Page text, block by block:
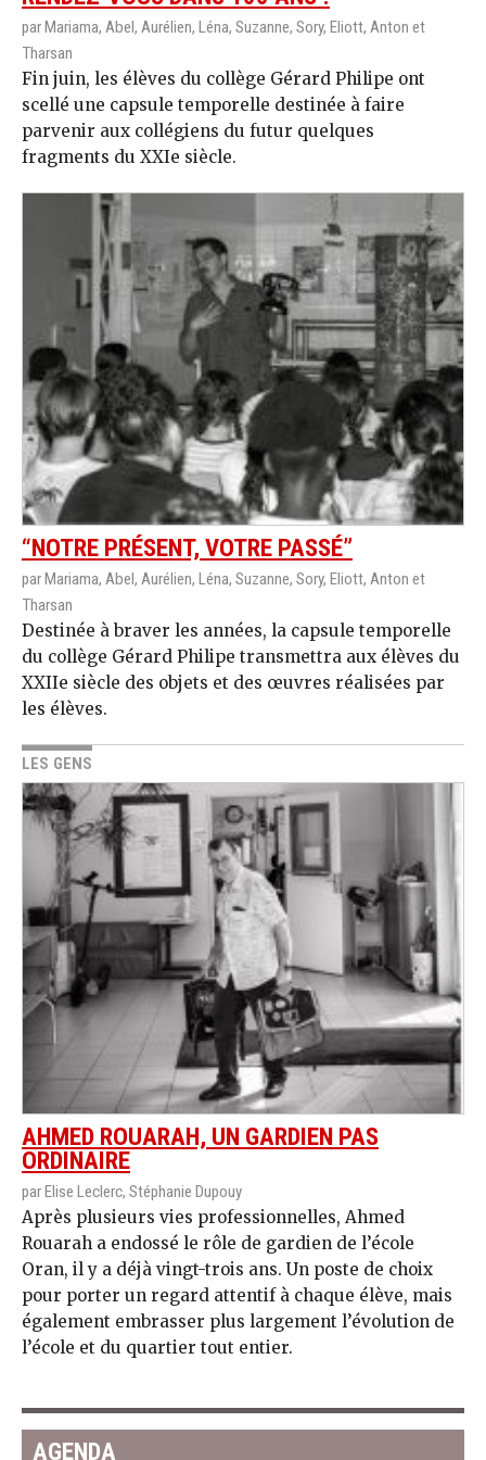
par Mariama, Abel, Aurélien, Léna, Suzanne, Sory, Eliott, Anton et
Tharsan
Fin juin, les élèves du collège Gérard Philipe ont
scellé une capsule temporelle destinée à faire
parvenir aux collégiens du futur quelques
fragments du XXIe siècle.
“NOTRE PRÉSENT, VOTRE PASSÉ”
par Mariama, Abel, Aurélien, Léna, Suzanne, Sory, Eliott, Anton et
Tharsan
Destinée à braver les années, la capsule temporelle
du collège Gérard Philipe transmettra aux élèves du
XXIIe siècle des objets et des œuvres réalisées par
les élèves.
LES GENS
AHMED ROUARAH, UN GARDIEN PAS
ORDINAIRE
par Elise Leclerc, Stéphanie Dupouy
Après plusieurs vies professionnelles, Ahmed
Rouarah a endossé le rôle de gardien de l’école
Oran, il y a déjà vingt-trois ans. Un poste de choix
pour porter un regard attentif à chaque élève, mais
également embrasser plus largement l’évolution de
l’école et du quartier tout entier.
AGENDA